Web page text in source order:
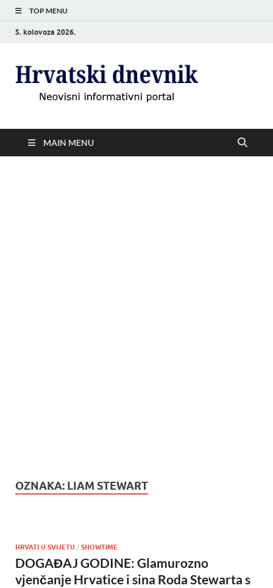
TOP MENU
5. kolovoza 2026.
MAIN MENU
OZNAKA: LIAM STEWART
HRVATI U SVIJETU / SHOWTIME
DOGAĐAJ GODINE: Glamurozno
vjenčanje Hrvatice i sina Roda Stewarta s